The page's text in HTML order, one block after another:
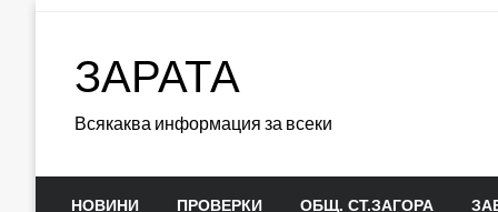
ЗАРАТА
Всякаква информация за всеки
НОВИНИ ПРОВЕРКИ ОБЩ. СТ.ЗАГОРА